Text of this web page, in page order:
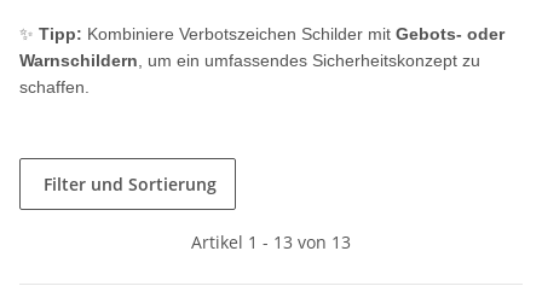
✨ Tipp: Kombiniere Verbotszeichen Schilder mit Gebots- oder
Warnschildern , um ein umfassendes Sicherheitskonzept zu
schaffen.
Filter und Sortierung
Artikel 1 - 13 von 13